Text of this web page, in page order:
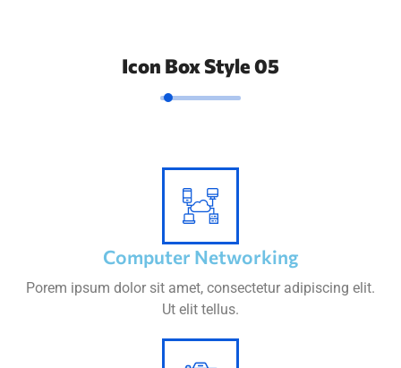
Icon Box Style 05
Computer Networking
Porem ipsum dolor sit amet, consectetur adipiscing elit.
Ut elit tellus.